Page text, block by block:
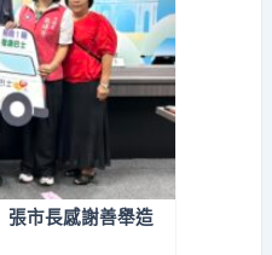
市長感謝善舉造